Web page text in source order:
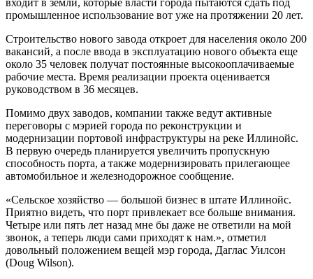
промышленное использование вот уже на протяжении 20 лет.
Строительство нового завода откроет для населения около 200
вакансий, а после ввода в эксплуатацию нового объекта еще
около 35 человек получат постоянные высокооплачиваемые
рабочие места. Время реализации проекта оценивается
руководством в 36 месяцев.
Помимо двух заводов, компании также ведут активные
переговоры с мэрией города по реконструкции и
модернизации портовой инфраструктуры на реке Иллинойс.
В первую очередь планируется увеличить пропускную
способность порта, а также модернизировать прилегающее
автомобильное и железнодорожное сообщение.
«Сельское хозяйство — большой бизнес в штате Иллинойс.
Приятно видеть, что порт привлекает все больше внимания.
Четыре или пять лет назад мне бы даже не ответили на мой
звонок, а теперь люди сами приходят к нам.», отметил
довольный положением вещей мэр города, Даглас Уилсон
(Doug Wilson).